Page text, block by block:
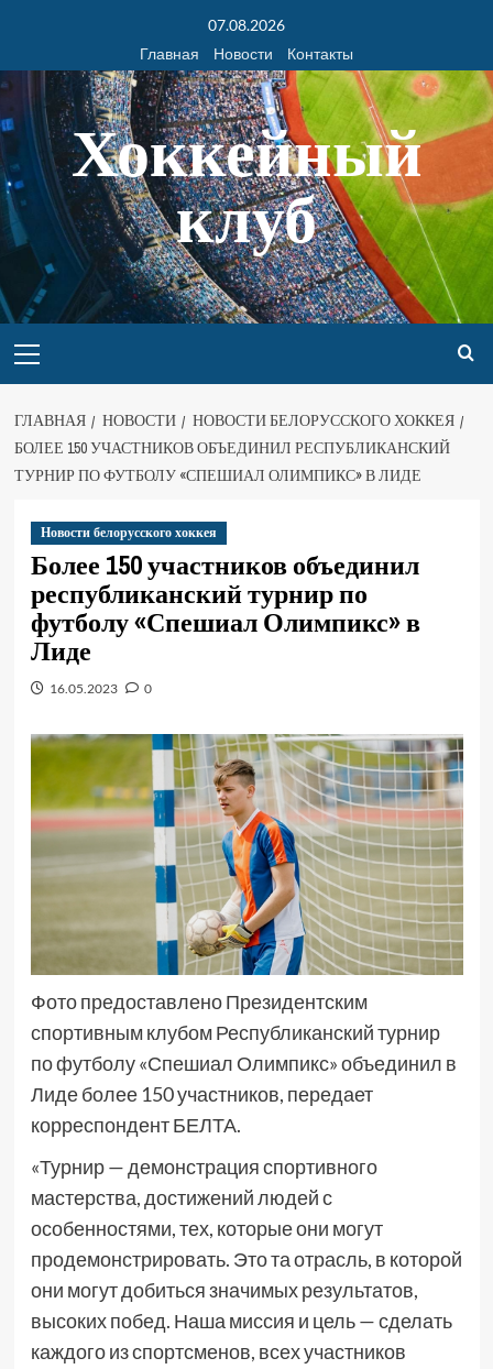
07.08.2026
Главная
Новости Контакты
Хоккейный
клуб
ГЛАВНАЯ НОВОСТИ
НОВОСТИ БЕЛОРУССКОГО ХОККЕЯ
БОЛЕЕ 150 УЧАСТНИКОВ ОБЪЕДИНИЛ РЕСПУБЛИКАНСКИЙ
ТУРНИР ПО ФУТБОЛУ «СПЕШИАЛ ОЛИМПИКС» В ЛИДЕ
Новости белорусского хоккея
Более 150 участников объединил
республиканский турнир по
футболу «Спешиал Олимпикс» в
Лиде
16.05.2023 0
Фото предоставлено Президентским
спортивным клубом Республиканский турнир
по футболу «Спешиал Олимпикс» объединил в
Лиде более 150 участников, передает
корреспондент БЕЛТА.
«Турнир — демонстрация спортивного
мастерства, достижений людей с
особенностями, тех, которые они могут
продемонстрировать. Это та отрасль, в которой
они могут добиться значимых результатов,
высоких побед. Наша миссия и цель — сделать
каждого из спортсменов, всех участников